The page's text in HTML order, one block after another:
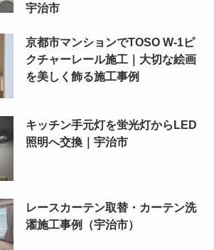
宇治市
京都市マンションでTOSO W-1ピ
クチャーレール施工｜大切な絵画
を美しく飾る施工事例
キッチン手元灯を蛍光灯からLED
照明へ交換｜宇治市
レースカーテン取替・カーテン洗
濯施工事例（宇治市）